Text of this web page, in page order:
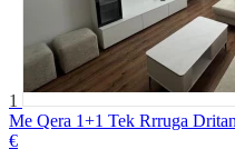
1
Me Qera 1+1 Tek Rrruga
€